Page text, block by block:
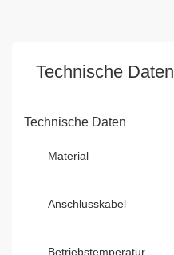
Technische Daten
Technische Daten
Material
Anschlusskabel
Betriebstemperatur